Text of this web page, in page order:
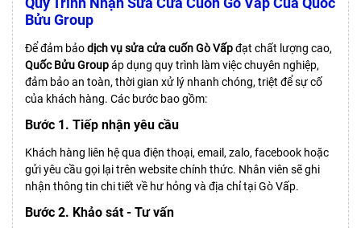
Bửu Group
Để đảm bảodịch vụ sửa cửa cuốn Gò Vấpđạt chất lượng cao,
Quốc Bửu Groupáp dụng quy trình làm việc chuyên nghiệp,
đảm bảo an toàn, thời gian xử lý nhanh chóng, triệt để sự cố
của khách hàng. Các bước bao gồm:
Bước 1. Tiếp nhận yêu cầu
Khách hàng liên hệ qua điện thoại, email, zalo, facebook hoặc
gửi yêu cầu gọi lại trên website chính thức. Nhân viên sẽ ghi
nhận thông tin chi tiết về hư hỏng và địa chỉ tại Gò Vấp.
Bước 2. Khảo sát - Tư vấn